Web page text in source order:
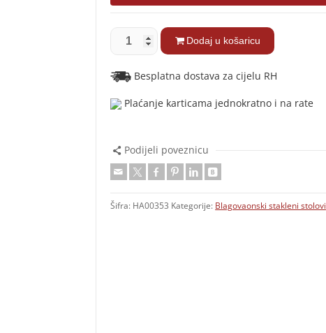
Dodaj u košaricu
Besplatna dostava za cijelu RH
Plaćanje karticama jednokratno i na rate
Podijeli poveznicu
Šifra: HA00353 Kategorije: Blagovaonski stakleni stolovi